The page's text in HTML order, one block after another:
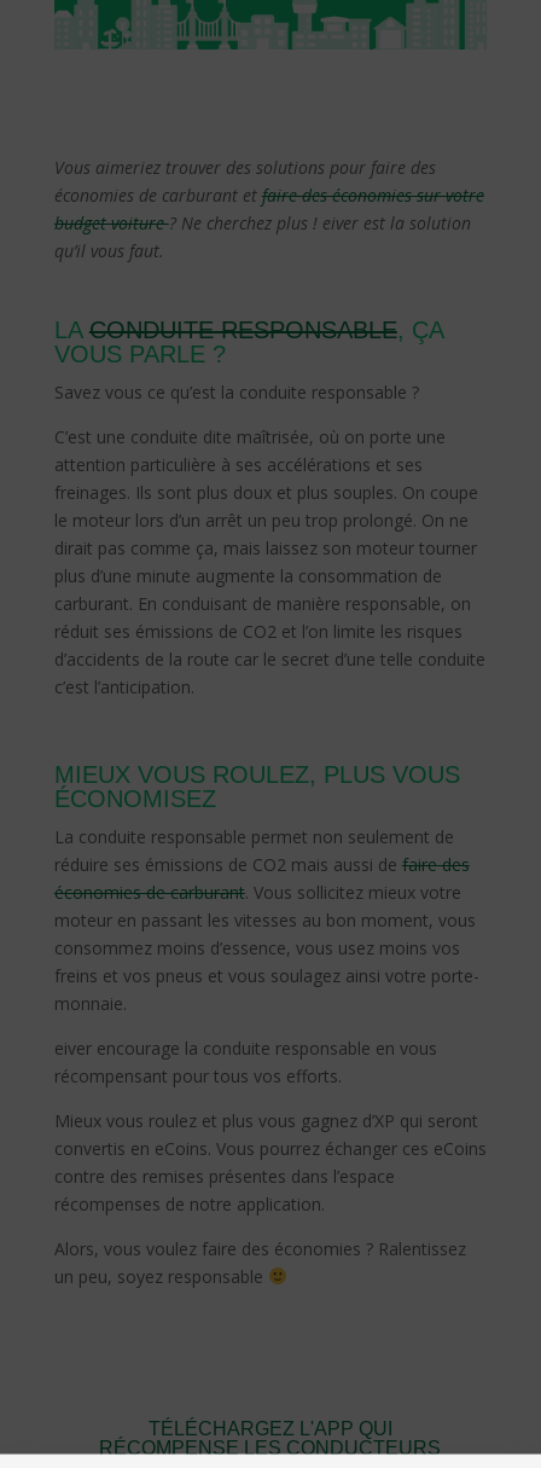
Vous aimeriez trouver des solutions pour faire des
économies de carburant et faire des économies sur votre
budget voiture? Ne cherchez plus ! eiver est la solution
qu’il vous faut.
LA CONDUITE RESPONSABLE, ÇA
VOUS PARLE ?
Savez vous ce qu’est la conduite responsable ?
C’est une conduite dite maîtrisée, où on porte une
attention particulière à ses accélérations et ses
freinages. Ils sont plus doux et plus souples. On coupe
le moteur lors d’un arrêt un peu trop prolongé. On ne
dirait pas comme ça, mais laissez son moteur tourner
plus d’une minute augmente la consommation de
carburant. En conduisant de manière responsable, on
réduit ses émissions de CO2 et l’on limite les risques
d’accidents de la route car le secret d’une telle conduite
c’est l’anticipation.
MIEUX VOUS ROULEZ, PLUS VOUS
ÉCONOMISEZ
La conduite responsable permet non seulement de
réduire ses émissions de CO2 mais aussi de faire des
économies de carburant. Vous sollicitez mieux votre
moteur en passant les vitesses au bon moment, vous
consommez moins d’essence, vous usez moins vos
freins et vos pneus et vous soulagez ainsi votre porte-
monnaie.
eiver encourage la conduite responsable en vous
récompensant pour tous vos efforts.
Mieux vous roulez et plus vous gagnez d’XP qui seront
convertis en eCoins. Vous pourrez échanger ces eCoins
contre des remises présentes dans l’espace
récompenses de notre application.
Alors, vous voulez faire des économies ? Ralentissez
un peu, soyez responsable
TÉLÉCHARGEZ L'APP QUI
RÉCOMPENSE LES CONDUCTEURS